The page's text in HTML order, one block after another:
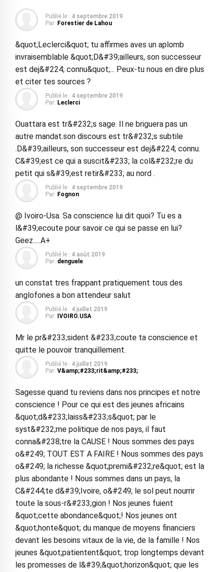
Publié le : 4 septembre 2019
Par: Forestier de Lahou
&quot;Leclerci&quot; tu affirmes aves un aplomb
invraisemblable &quot;D&#39;ailleurs, son successeur
est dej&#224; connu&quot;... Peux-tu nous en dire plus
et citer tes sources ?
Publié le : 4 septembre 2019
Par: Leclerci
Ouattara est tr&#232;s sage. Il ne briguera pas un
autre mandat.son discours est tr&#232;s subtile
.D&#39;ailleurs, son successeur est dej&#224; connu.
C&#39;est ce qui a suscit&#233; la col&#232;re du
petit qui s&#39;est retir&#233; au nord .
Publié le : 4 septembre 2019
Par: Fognon
@ Ivoiro-Usa. Sa conscience lui dit quoi? Tu es a
l&#39;ecoute pour savoir ce qui se passe en lui?
Geez.....A+
Publié le : 4 août 2019
Par: denguele
un constat tres frappant pratiquement tous des
anglofones a bon attendeur salut
Publié le : 4 juillet 2019
Par: IVOIRO.USA
Mr le pr&#233;sident &#233;coute ta conscience et
quitte le pouvoir tranquillement.
Publié le : 4 juillet 2019
Par: V&amp;#233;rit&amp;#233;
Sagesse quand tu reviens dans nos principes et notre
conscience ! Pour ce qui est des jeunes africains
&quot;d&#233;laiss&#233;s&quot; par le
syst&#232;me politique de nos pays, il faut
conna&#238;tre la CAUSE ! Nous sommes des pays
o&#249; TOUT EST A FAIRE ! Nous sommes des pays
o&#249; la richesse &quot;premi&#232;re&quot; est la
plus abondante ! Nous sommes dans un pays, la
C&#244;te d&#39;Ivoire, o&#249; le sol peut nourrir
toute la sous-r&#233;gion ! Nos jeunes fuient
&quot;cette abondance&quot;! Nos jeunes ont
&quot;honte&quot; du manque de moyens financiers
devant les besoins vitaux de la vie, de la famille ! Nos
jeunes &quot;patientent&quot; trop longtemps devant
les promesses de l&#39;&quot;horizon&quot; que les